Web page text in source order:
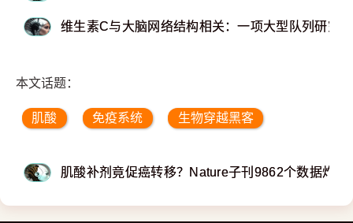
维生素C与大脑网络结构相关：一项大型队列研究
本文话题：
肌酸 免疫系统 生物穿越黑客
肌酸补剂竟促癌转移？Nature子刊9862个数据炸裂